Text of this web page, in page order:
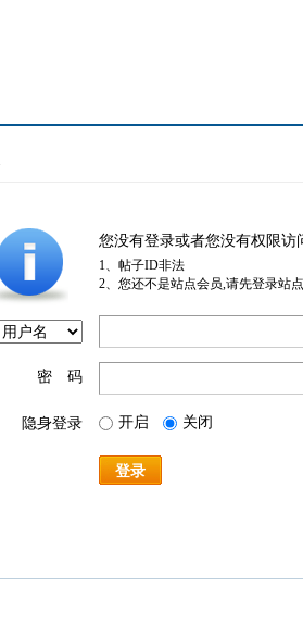
您没有登录或者您没有权限访
1、帖子ID非法
2、您还不是站点会员,请先登录站点
密 码
隐身登录 开启 关闭
登录